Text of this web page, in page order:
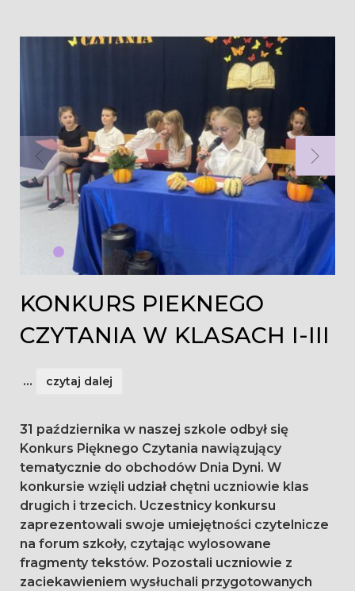
KONKURS PIEKNEGO
CZYTANIA W KLASACH I-III
... czytaj dalej
31 października w naszej szkole odbył się
Konkurs Pięknego Czytania nawiązujący
tematycznie do obchodów Dnia Dyni. W
konkursie wzięli udział chętni uczniowie klas
drugich i trzecich. Uczestnicy konkursu
zaprezentowali swoje umiejętności czytelnicze
na forum szkoły, czytając wylosowane
fragmenty tekstów. Pozostali uczniowie z
zaciekawieniem wysłuchali przygotowanych